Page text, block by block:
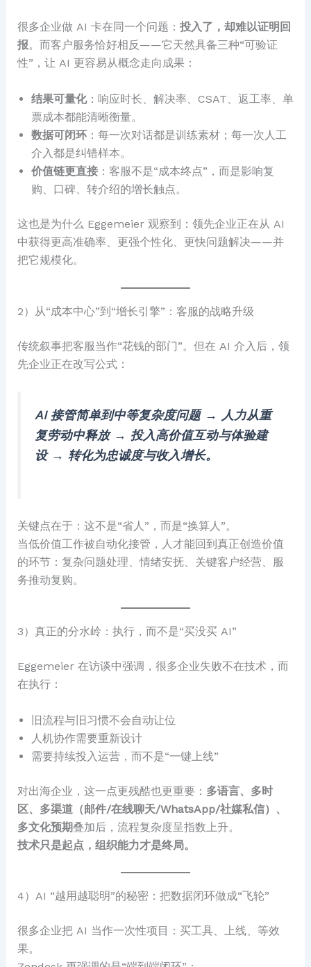
很多企业做 AI 卡在同一个问题： 投入了，却难以证明回
报。而客户服务恰好相反——它天然具备三种“可验证
性”，让 AI 更容易从概念走向成果：
结果可量化：响应时长、解决率、CSAT、返工率、单
票成本都能清晰衡量。
数据可闭环：每一次对话都是训练素材；每一次人工
介入都是纠错样本。
价值链更直接：客服不是“成本终点”，而是影响复
购、口碑、转介绍的增长触点。
这也是为什么 Eggemeier 观察到：领先企业正在从 AI
中获得更高准确率、更强个性化、更快问题解决——并
把它规模化。
2）从“成本中心”到“增长引擎”：客服的战略升级
传统叙事把客服当作“花钱的部门”。但在 AI 介入后，领
先企业正在改写公式：
AI 接管简单到中等复杂度问题 → 人力从重
复劳动中释放 → 投入高价值互动与体验建
设 → 转化为忠诚度与收入增长。
关键点在于：这不是“省人”，而是“换算人”。
当低价值工作被自动化接管，人才能回到真正创造价值
的环节：复杂问题处理、情绪安抚、关键客户经营、服
务推动复购。
3）真正的分水岭：执行，而不是“买没买 AI”
Eggemeier 在访谈中强调，很多企业失败不在技术，而
在执行：
旧流程与旧习惯不会自动让位
人机协作需要重新设计
需要持续投入运营，而不是“一键上线”
对出海企业，这一点更残酷也更重要： 多语言、多时
区、多渠道（邮件/在线聊天/WhatsApp/社媒私信）、
多文化预期叠加后，流程复杂度呈指数上升。
技术只是起点，组织能力才是终局。
4）AI “越用越聪明”的秘密：把数据闭环做成“飞轮”
很多企业把 AI 当作一次性项目：买工具、上线、等效
果。